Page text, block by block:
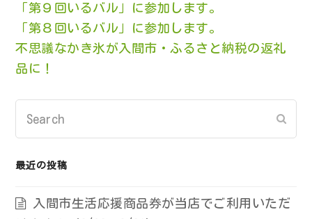
「第９回いるバル」に参加します。
「第８回いるバル」に参加します。
不思議なかき氷が入間市・ふるさと納税の返礼
品に！
最近の投稿
入間市生活応援商品券が当店でご利用いただ